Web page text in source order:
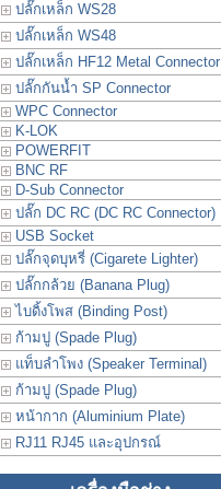
ปลั๊กเหล็ก WS28
ปลั๊กเหล็ก WS48
ปลั๊กเหล็ก HF12 Metal Connector
ปลั๊กกันน้ำ SP Connector
WPC Connector
K-LOK
POWERFIT
BNC RF
D-Sub Connector
ปลั๊ก DC RC (DC RC Connector)
USB Socket
ปลั๊กจุดบุหรี่ (Cigarete Lighter)
ปลั๊กกล้วย (Banana Plug)
ไบดิ้งโพส (Binding Post)
ก้ามปู (Spade Plug)
แท็บลำโพง (Speaker Terminal)
ก้ามปู (Spade Plug)
หน้ากาก (Aluminium Plate)
RJ11 RJ45 และอุปกรณ์